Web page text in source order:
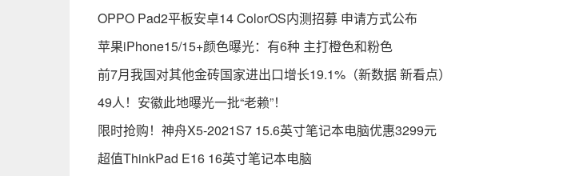
OPPO Pad2平板安卓14 ColorOS内测招募 申请方式公布
苹果iPhone15/15+颜色曝光：有6种 主打橙色和粉色
前7月我国对其他金砖国家进出口增长19.1%（新数据 新看点）
49人！安徽此地曝光一批“老赖”！
限时抢购！神舟X5-2021S7 15.6英寸笔记本电脑优惠3299元
超值ThinkPad E16 16英寸笔记本电脑